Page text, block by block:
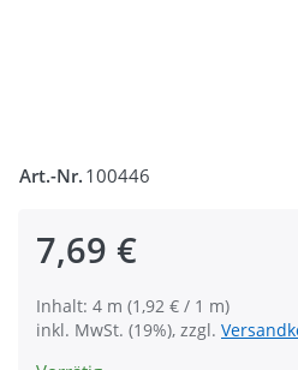
Art.-Nr. 100446
7,69 €
Inhalt: 4 m (1,92 € / 1 m)
inkl. MwSt. (19%), zzgl.